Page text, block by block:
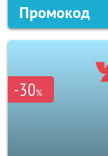
Промокод
-30%